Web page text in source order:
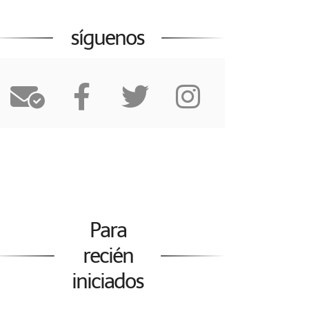
síguenos
Para
recién
iniciados